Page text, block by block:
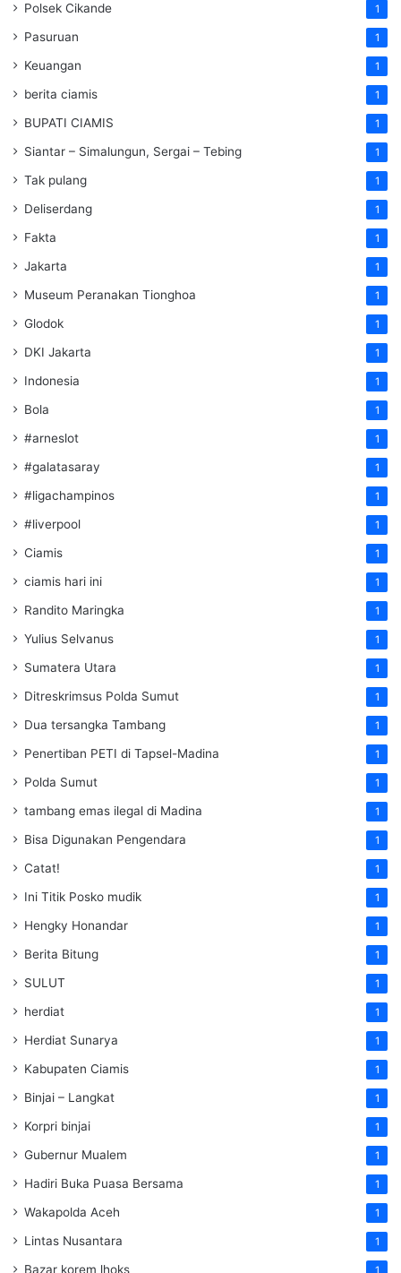
Polsek Cikande 1
Pasuruan 1
Keuangan 1
berita ciamis 1
BUPATI CIAMIS 1
Siantar – Simalungun, Sergai – Tebing 1
Tak pulang 1
Deliserdang 1
Fakta 1
Jakarta 1
Museum Peranakan Tionghoa 1
Glodok 1
DKI Jakarta 1
Indonesia 1
Bola 1
#arneslot 1
#galatasaray 1
#ligachampinos 1
#liverpool 1
Ciamis 1
ciamis hari ini 1
Randito Maringka 1
Yulius Selvanus 1
Sumatera Utara 1
Ditreskrimsus Polda Sumut 1
Dua tersangka Tambang 1
Penertiban PETI di Tapsel-Madina 1
Polda Sumut 1
tambang emas ilegal di Madina 1
Bisa Digunakan Pengendara 1
Catat! 1
Ini Titik Posko mudik 1
Hengky Honandar 1
Berita Bitung 1
SULUT 1
herdiat 1
Herdiat Sunarya 1
Kabupaten Ciamis 1
Binjai – Langkat 1
Korpri binjai 1
Gubernur Mualem 1
Hadiri Buka Puasa Bersama 1
Wakapolda Aceh 1
Lintas Nusantara 1
Bazar korem lhoks 1